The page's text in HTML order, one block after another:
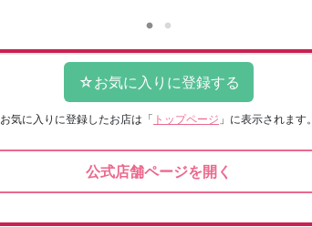
お気に入りに登録したお店は 「 トップページ 」に表示されます。
公式店舗ページを開く